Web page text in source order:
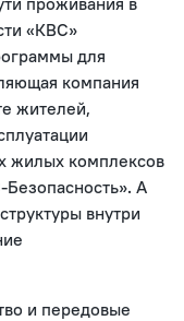
«КВС»
для
компания
жителей,
жилых комплексов
А
внутри
и передовые